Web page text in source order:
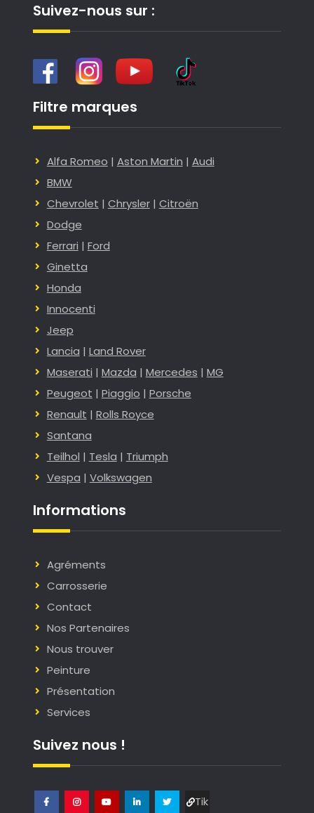
Suivez-nous sur :
Filtre marques
Alfa Romeo | Aston Martin | Audi
BMW
Chevrolet | Chrysler| Citroën
Dodge
Ferrari | Ford
Ginetta
Honda
Innocenti
Jeep
Lancia | Land Rover
Maserati | Mazda | Mercedes | MG
Peugeot | Piaggio | Porsche
Renault | Rolls Royce
Santana
Teilhol | Tesla | Triumph
Vespa | Volkswagen
Informations
Agréments
Carrosserie
Contact
Nos Partenaires
Nous trouver
Peinture
Présentation
Services
Suivez nous !
Tik